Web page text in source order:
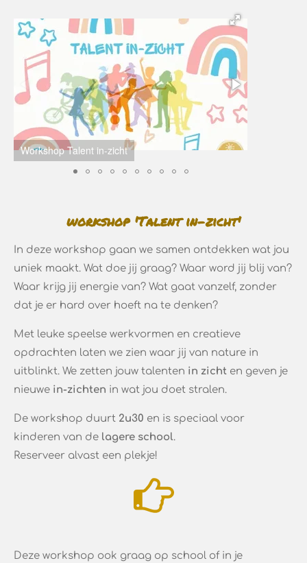
Workshop Talent in-zicht
Mindmap Talenten
workshop 'Talent in-zicht'
In deze workshop gaan we samen ontdekken wat jou
uniek maakt. Wat doe jij graag? Waar word jij blij van?
Waar krijg jij energie van? Wat gaat vanzelf, zonder
dat je er hard over hoeft na te denken?
Met leuke speelse werkvormen en creatieve
opdrachten laten we zien waar jij van nature in
uitblinkt. We zetten jouw talenten in zicht en geven je
nieuwe in-zichten in wat jou doet stralen.
De workshop duurt 2u30 en is speciaal voor
kinderen van de lagere school.
Reserveer alvast een plekje!
Deze workshop ook graag op school of in je